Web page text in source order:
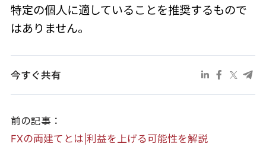
特定の個人に適していることを推奨するもので
はありません。
今すぐ共有
前の記事：
FXの両建てとは|利益を上げる可能性を解説